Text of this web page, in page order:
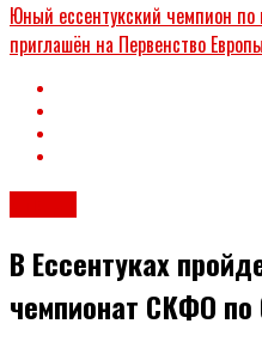
Юный ессентукский чемпион
приглашён на Первенство
В Ессентуках
чемпионат СКФО